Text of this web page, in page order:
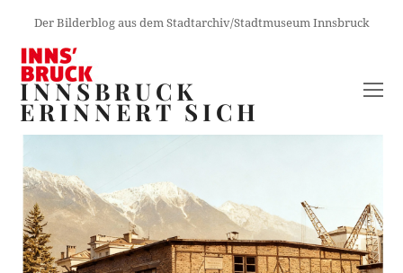
Der Bilderblog aus dem Stadtarchiv/Stadtmuseum Innsbruck
INNSBRUCK
ERINNERT SICH